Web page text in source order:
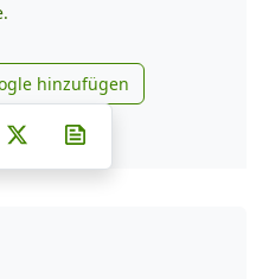
zu Google
hinzufügen
Facebook
auf Whatsapp
Teilen auf Telegram
Pinterest
E-Mail teilen
Post auf X